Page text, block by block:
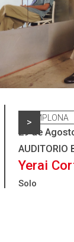
PAMPLONA
29 de
AUDITORIO
Yerai
Solo
>